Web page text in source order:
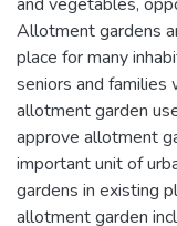
Allotment gardens
place for many
seniors and families
allotment garden
approve allotment
important unit of
gardens in existing
allotment garden